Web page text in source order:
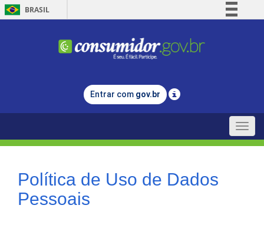
BRASIL
Comunica BR
Legislação
Entrar com gov.br
Toggle
Política de Uso de Dados
Pessoais